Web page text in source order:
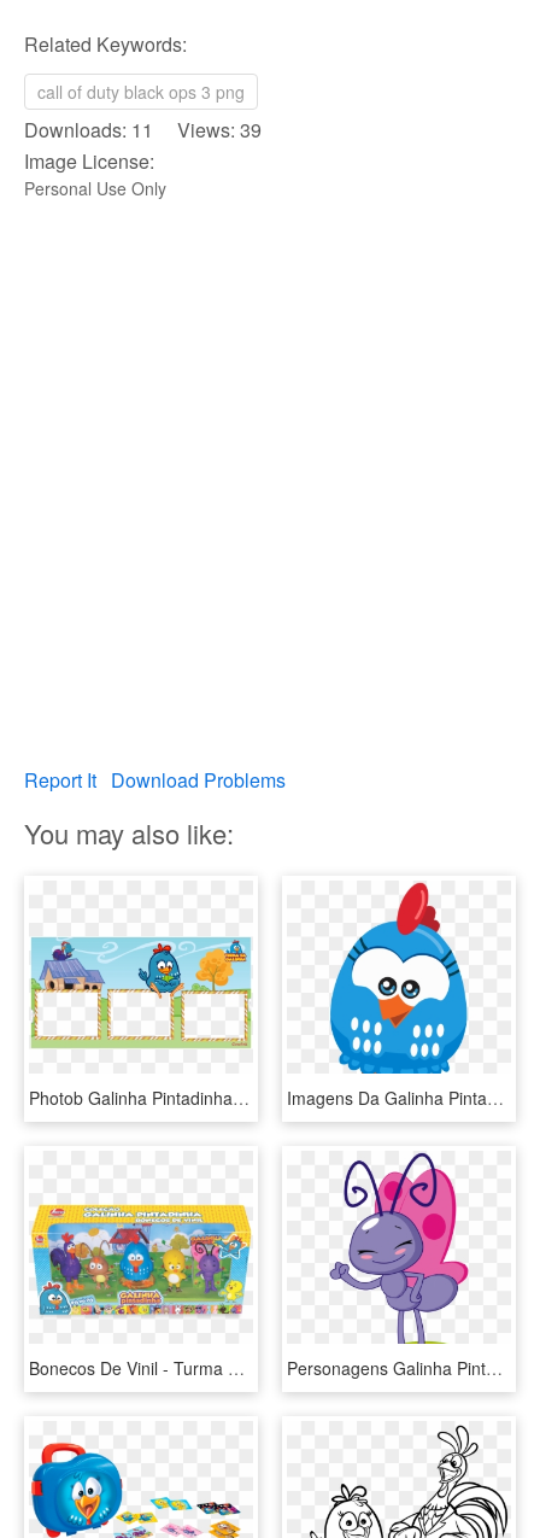
Related Keywords:
call of duty black ops 3 png
Downloads: 11 Views: 39
Image License:
Personal Use Only
Report It Download Problems
You may also like:
Photob Galinha Pintadinha Pag3 - Moldura Para 3 Fotos Da Galinha Pintadinha Png, Transparent Png Imagens Da Galinha Pintadinha Mini, HD Png Download
Bonecos De Vinil - Turma Da Galinha Pintadinha Brinquedo, HD Png Download Personagens Galinha Pintadinha Em Png - Imágenes De La Gallinita Pintadita Para Pintar, Transparent Png